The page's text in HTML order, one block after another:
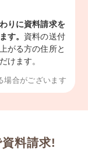
りに資料請求を
す。 資料の送付
がる方の住所と
けます。
場合がございます
資料請求!